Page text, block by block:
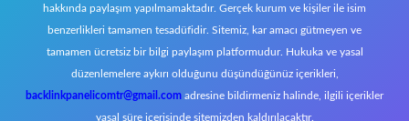
hakkında paylaşım yapılmamaktadır. Gerçek kurum ve kişiler ile isim
benzerlikleri tamamen tesadüfidir. Sitemiz, kar amacı gütmeyen ve
tamamen ücretsiz bir bilgi paylaşım platformudur. Hukuka ve yasal
düzenlemelere aykırı olduğunu düşündüğünüz içerikleri,
backlinkpanelicomtr@gmail.com adresine bildirmeniz halinde, ilgili içerikler
yasal süre içerisinde sitemizden kaldırılacaktır.